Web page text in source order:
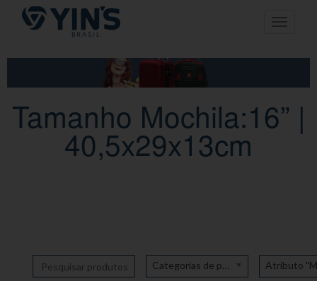
Pular
para
conteúdo
Toggle
Tamanho Mochila:16” |
40,5x29x13cm
Categorias de produto